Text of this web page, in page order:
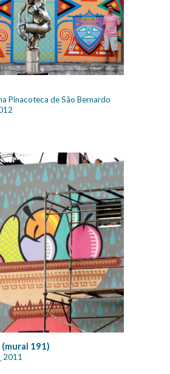
Pinacoteca de São Bernardo
12
(mural 191)
_ 2011